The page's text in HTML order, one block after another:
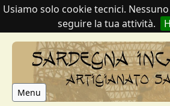
Usiamo solo cookie tecnici.
seguire la tua attività.
Menu